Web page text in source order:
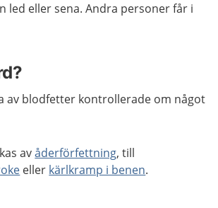
led eller sena. Andra personer får i
av blodfetter kontrollerade om något
avåderförfettning, till
eller kärlkramp i benen.